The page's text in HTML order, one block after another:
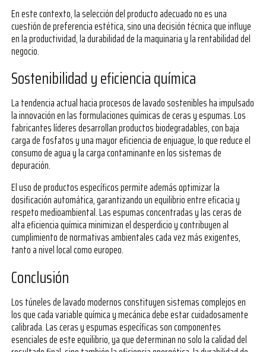
En este contexto, la selección del producto adecuado no es una
cuestión de preferencia estética, sino una decisión técnica que influye
en la productividad, la durabilidad de la maquinaria y la rentabilidad del
negocio.
Sostenibilidad y eficiencia química
La tendencia actual hacia procesos de lavado sostenibles ha impulsado
la innovación en las formulaciones químicas de ceras y espumas. Los
fabricantes líderes desarrollan productos biodegradables, con baja
carga de fosfatos y una mayor eficiencia de enjuague, lo que reduce el
consumo de agua y la carga contaminante en los sistemas de
depuración.
El uso de productos específicos permite además optimizar la
dosificación automática, garantizando un equilibrio entre eficacia y
respeto medioambiental. Las espumas concentradas y las ceras de
alta eficiencia química minimizan el desperdicio y contribuyen al
cumplimiento de normativas ambientales cada vez más exigentes,
tanto a nivel local como europeo.
Conclusión
Los túneles de lavado modernos constituyen sistemas complejos en
los que cada variable química y mecánica debe estar cuidadosamente
calibrada. Las ceras y espumas específicas son componentes
esenciales de este equilibrio, ya que determinan no solo la calidad del